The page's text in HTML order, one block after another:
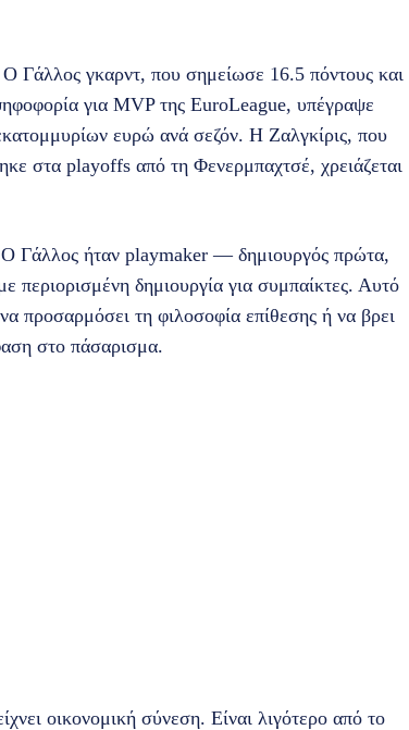
Γάλλος γκαρντ, που σημείωσε 16.5 πόντους και
για MVP της EuroLeague, υπέγραψε
ευρώ ανά σεζόν. Η Ζαλγκίρις, που
στα playoffs από τη Φενερμπαχτσέ, χρειάζεται
Γάλλος ήταν playmaker — δημιουργός πρώτα,
δημιουργία για συμπαίκτες. Αυτό
προσαρμόσει τη φιλοσοφία επίθεσης ή να βρει
στο πάσαρισμα.
οικονομική σύνεση. Είναι λιγότερο από το